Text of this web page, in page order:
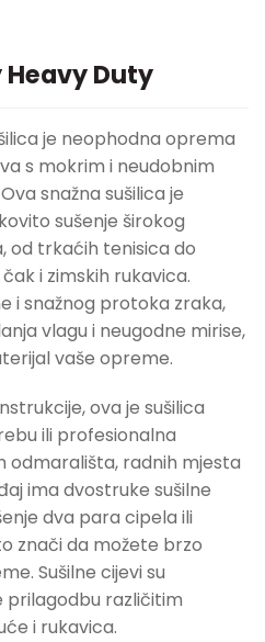
Heavy Duty
je neophodna oprema
s mokrim i neudobnim
snažna sušilica je
sušenje širokog
od trkaćih tenisica do
i zimskih rukavica.
i snažnog protoka zraka,
vlagu i neugodne mirise,
vaše opreme.
ova je sušilica
ili profesionalna
odmarališta, radnih mjesta
ima dvostruke sušilne
dva para cipela ili
znači da možete brzo
Sušilne cijevi su
prilagodbu različitim
i rukavica.